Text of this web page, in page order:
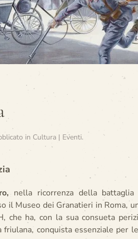
in Cultura | Eventi.
nella ricorrenza della
il Museo dei Granatieri in Roma,
che ha, con la sua consueta
conquista essenziale per